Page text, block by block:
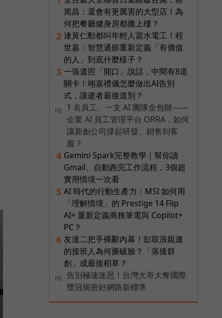
篤昌：還會有更厲害的大型店！為
何把餐廳健身房都搬上樓？
2 連黃仁勳都叫年輕人當水電工！程
世嘉：智慧通膨重新定義「有價值
的人」到底什麼樣子？
3 一張遺照「開口」說話，中間有8道
關卡！翊嘉禮儀怎麼做出AI告別
式，讓逝者最後道別？
PR
1 名員工、一支 AI 團隊全包辦——
企業 AI 員工管理平台 ORRA，如何
讓新創公司撐起研發、銷售到客
服？
4 Gemini Spark完整教學｜幫你讀
Gmail、自動跑完工作流程，3個超
實用情境一次看
5 AI 時代的行動生產力：MSI 如何用
「理解情境」的 Prestige 14 Flip
AI+ 重新定義商務筆電與 Copilot+
PC？
6 友達二把手裸辭內幕！彭双浪親邀
的接班人為何撕破臉？「落後群
創」成最後稻草？
PR
告別極速迷思！台灣大哥大奪國際
雙冠揭密好網路新標準